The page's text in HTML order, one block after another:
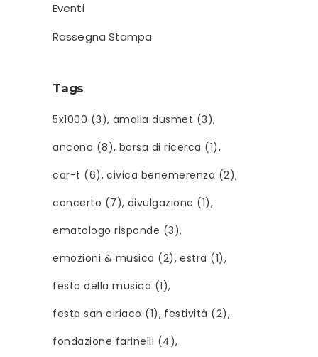
Eventi
Rassegna Stampa
Tags
5x1000 (3) amalia dusmet (3)
ancona (8) borsa di ricerca (1)
car-t (6) civica benemerenza (2)
concerto (7) divulgazione (1)
ematologo risponde (3)
emozioni & musica (2) estra (1)
festa della musica (1)
festa san ciriaco (1) festività (2)
fondazione farinelli (4)